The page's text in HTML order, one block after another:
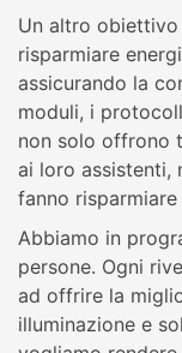
Un altro
risparmiare
assicurando la
moduli, i
non solo offrono
ai loro assistenti,
fanno risparmiare
Abbiamo in
persone. Ogni
ad offrire la
illuminazione e